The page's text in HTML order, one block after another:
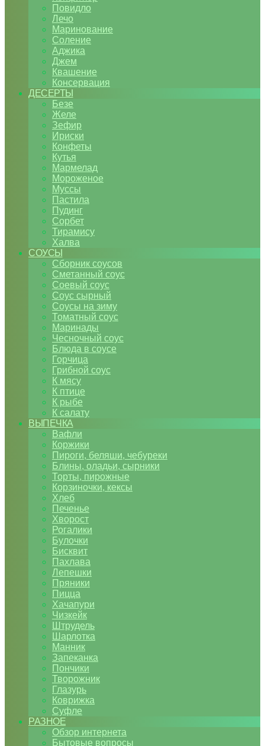
Повидло
Лечо
Маринование
Соление
Аджика
Джем
Квашение
Консервация
ДЕСЕРТЫ
Безе
Желе
Зефир
Ириски
Конфеты
Кутья
Мармелад
Мороженое
Муссы
Пастила
Пудинг
Сорбет
Тирамису
Халва
СОУСЫ
Сборник соусов
Сметанный соус
Соевый соус
Соус сырный
Соусы на зиму
Томатный соус
Маринады
Чесночный соус
Блюда в соусе
Горчица
Грибной соус
К мясу
К птице
К рыбе
К салату
ВЫПЕЧКА
Вафли
Коржики
Пироги, беляши, чебуреки
Блины, оладьи, сырники
Торты, пирожные
Корзиночки, кексы
Хлеб
Печенье
Хворост
Рогалики
Булочки
Бисквит
Пахлава
Лепешки
Пряники
Пицца
Хачапури
Чизкейк
Штрудель
Шарлотка
Манник
Запеканка
Пончики
Творожник
Глазурь
Коврижка
Суфле
РАЗНОЕ
Обзор интернета
Бытовые вопросы